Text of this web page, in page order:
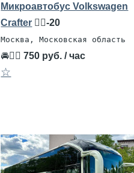
Микроавтобус Volkswagen
Crafter 🧍‍♂️-20
Москва, Московская область
🚘👨‍✈750 руб. / час
☆